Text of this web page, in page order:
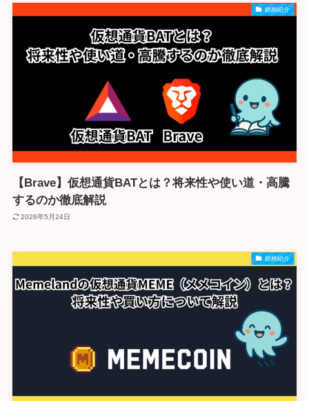
銘柄紹介
【Brave】仮想通貨BATとは？将来性や使い道・高騰
するのか徹底解説
2026年5月24日
銘柄紹介